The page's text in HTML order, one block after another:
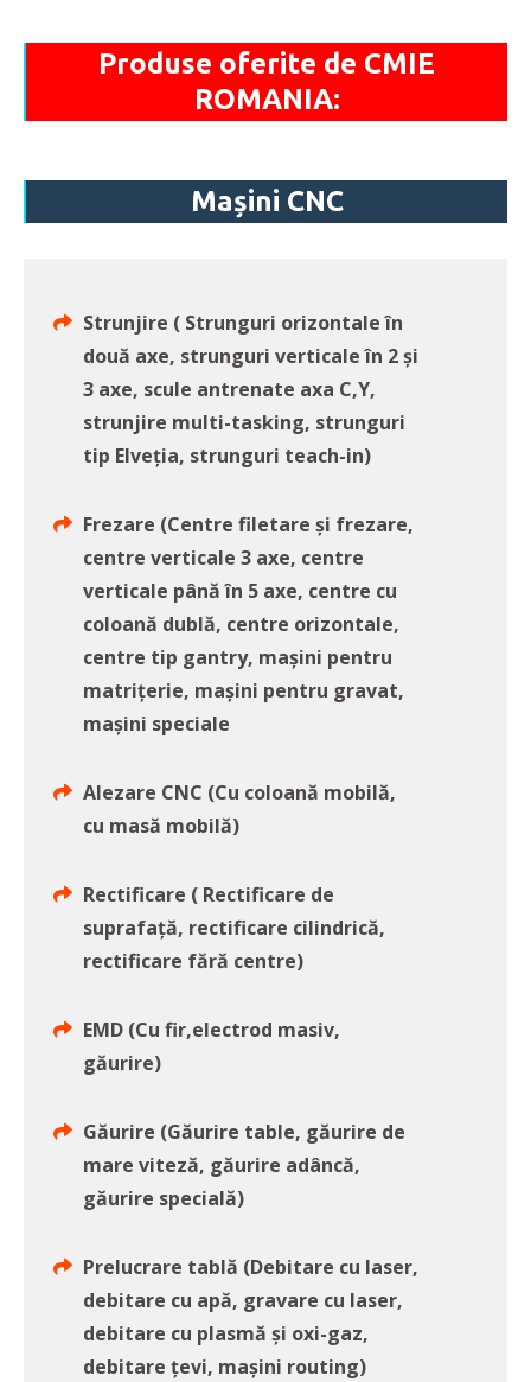
Produse oferite de CMIE
ROMANIA:
Mașini CNC
Strunjire ( Strunguri orizontale în
două axe, strunguri verticale în 2 și
3 axe, scule antrenate axa C,Y,
strunjire multi-tasking, strunguri
tip Elveția, strunguri teach-in)
Frezare (Centre filetare și frezare,
centre verticale 3 axe, centre
verticale până în 5 axe, centre cu
coloană dublă, centre orizontale,
centre tip gantry, mașini pentru
matrițerie, mașini pentru gravat,
mașini speciale
Alezare CNC (Cu coloană mobilă,
cu masă mobilă)
Rectificare ( Rectificare de
suprafață, rectificare cilindrică,
rectificare fără centre)
EMD (Cu fir,electrod masiv,
găurire)
Găurire (Găurire table, găurire de
mare viteză, găurire adâncă,
găurire specială)
Prelucrare tablă (Debitare cu laser,
debitare cu apă, gravare cu laser,
debitare cu plasmă și oxi-gaz,
debitare țevi, mașini routing)